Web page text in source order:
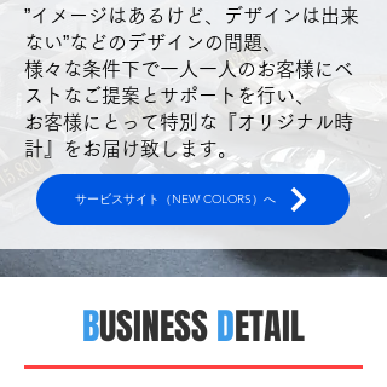
”イメージはあるけど、デザインは出来
ない”などのデザインの問題、
様々な条件下で一人一人のお客様にベ
ストなご提案とサポートを行い、
お客様にとって特別な『オリジナル時
計』をお届け致します。
サービスサイト（NEW COLORS）へ
BUSINESSDETAIL